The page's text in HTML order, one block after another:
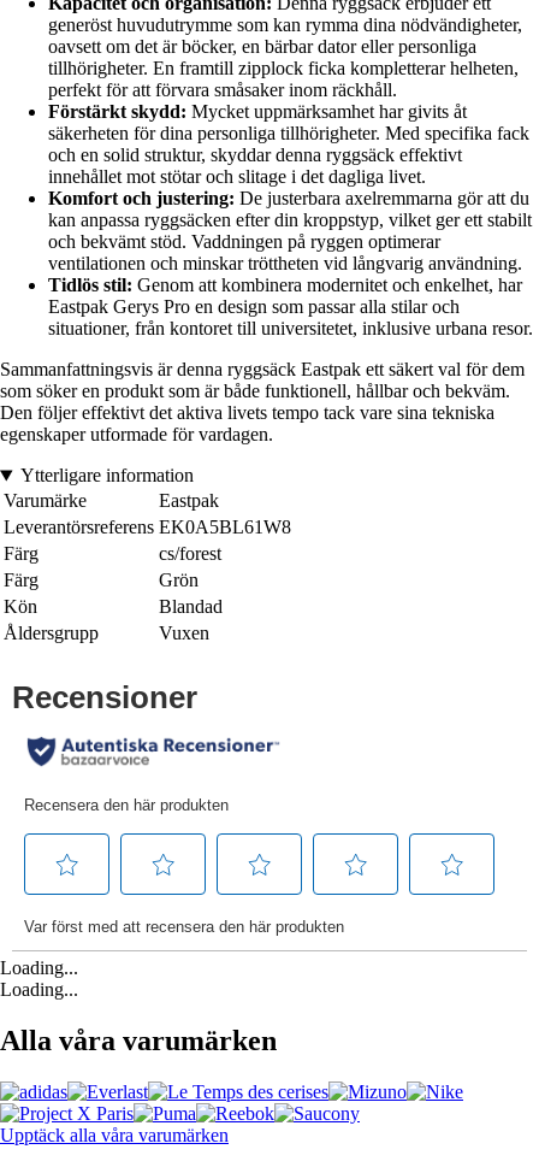
generöst huvudutrymme som kan rymma dina nödvändigheter,
oavsett om det är böcker, en bärbar dator eller personliga
tillhörigheter. En framtill zipplock ficka kompletterar helheten,
perfekt för att förvara småsaker inom räckhåll.
Förstärkt skydd: Mycket uppmärksamhet har givits åt
säkerheten för dina personliga tillhörigheter. Med specifika fack
och en solid struktur, skyddar denna ryggsäck effektivt
innehållet mot stötar och slitage i det dagliga livet.
Komfort och justering: De justerbara axelremmarna gör att du
kan anpassa ryggsäcken efter din kroppstyp, vilket ger ett stabilt
och bekvämt stöd. Vaddningen på ryggen optimerar
ventilationen och minskar tröttheten vid långvarig användning.
Tidlös stil: Genom att kombinera modernitet och enkelhet, har
Eastpak Gerys Pro en design som passar alla stilar och
situationer, från kontoret till universitetet, inklusive urbana resor.
Sammanfattningsvis är denna ryggsäck Eastpak ett säkert val för dem
som söker en produkt som är både funktionell, hållbar och bekväm.
Den följer effektivt det aktiva livets tempo tack vare sina tekniska
egenskaper utformade för vardagen.
Ytterligare information
Varumärke
Eastpak
Leverantörsreferens EK0A5BL61W8
Färg
cs/forest
Färg
Grön
Kön
Blandad
Åldersgrupp
Vuxen
Loading...
Loading...
Alla våra varumärken
Upptäck alla våra varumärken